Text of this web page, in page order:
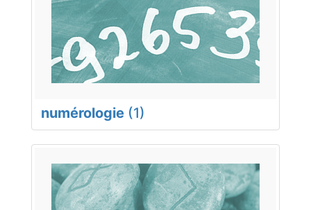
numérologie (1)